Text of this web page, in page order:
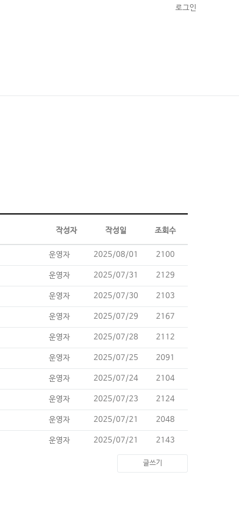
로그인
작성자 작성일 조회수
운영자 2025/08/01 2100
운영자 2025/07/31 2129
운영자 2025/07/30 2103
운영자 2025/07/29 2167
운영자 2025/07/28 2112
운영자 2025/07/25 2091
운영자 2025/07/24 2104
운영자 2025/07/23 2124
운영자 2025/07/21 2048
운영자 2025/07/21 2143
글쓰기